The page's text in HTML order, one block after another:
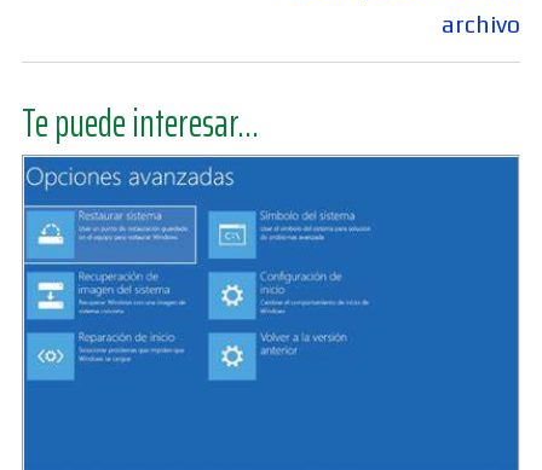
archivo
Te puede interesar...